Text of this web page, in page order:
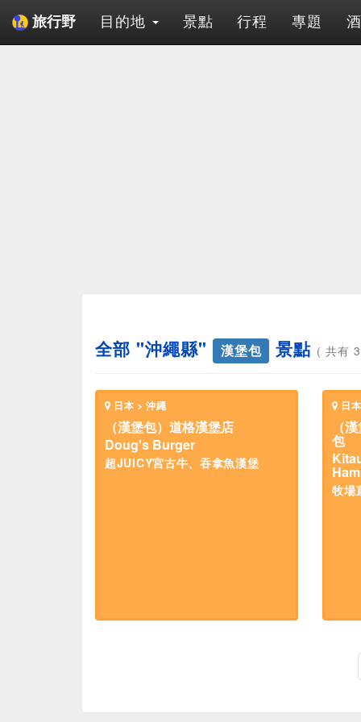
旅行野 目的地 景點 行程 專題
全部 "沖繩縣" 漢堡包 景點 ( 共有
日本 > 沖繩
（漢堡包）道格漢堡店
Doug's Burger
超JUICY宮古牛、吞拿魚漢堡
日
（
包
牧場